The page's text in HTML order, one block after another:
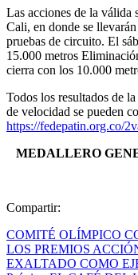
Las acciones de la válida
Cali, en donde se
pruebas de circuito. El
15.000 metros
cierra con los 10.000
Todos los resultados de
de velocidad se pueden
https://fedepatin.org.co/
MEDALLERO
Compartir:
COMITÉ OLÍMPICO
LOS PREMIOS
EXALTADO COMO